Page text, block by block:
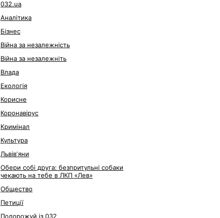
032.ua
Аналітика
Бізнес
Війна за незалежність
Війна за незалежніть
Влада
Екологія
Корисне
Коронавірус
Кримінал
Культура
Львівʼяни
Обери собі друга: безпритульні собаки
чекають на тебе в ЛКП «Лев»
Общество
Петиції
Подорожуй із 032